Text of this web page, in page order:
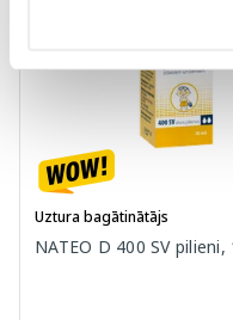
Uztura bagātinātājs
NATEO D 400 SV pilieni,